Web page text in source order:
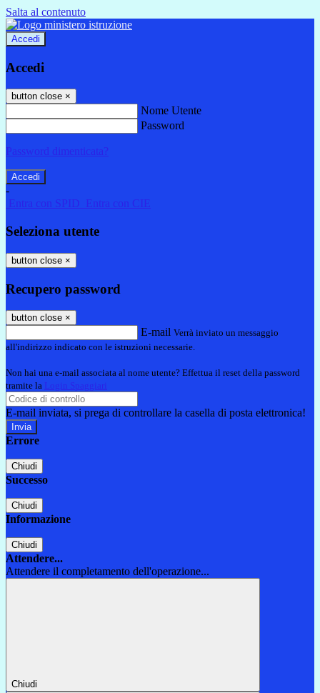
Salta al contenuto
Accedi
Accedi
button close ×
Nome Utente
Password
Password dimenticata?
-
Entra con SPID
Entra con CIE
Seleziona utente
button close ×
Recupero password
button close ×
E-mail Verrà inviato un messaggio
all'indirizzo indicato con le istruzioni necessarie.
Non hai una e-mail associata al nome utente? Effettua il reset della password
tramite la Login Spaggiari
E-mail inviata, si prega di controllare la casella di posta elettronica!
Errore
Chiudi
Successo
Chiudi
Informazione
Chiudi
Attendere...
Attendere il completamento dell'operazione...
Chiudi